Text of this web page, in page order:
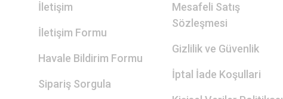
İletişim
İletişim Formu
Havale Bildirim Formu
Sipariş Sorgula
Mesafeli Satış
Sözleşmesi
Gizlilik ve Güvenlik
İptal İade Koşullari